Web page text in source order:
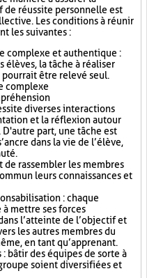
réussite personnelle est
Les conditions à réunir
les suivantes :
complexe et authentique :
la tâche à réaliser
être relevé seul.
complexe
diverses interactions
et la réflexion autour
part, une tâche est
dans la vie de l’élève,
rassembler les membres
leurs connaissances et
: chaque
à mettre ses forces
l’atteinte de l’objectif et
les autres membres du
en tant qu’apprenant.
bâtir des équipes de sorte à
soient diversifiées et